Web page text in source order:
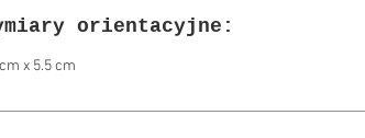
orientacyjne:
x 5.5 cm